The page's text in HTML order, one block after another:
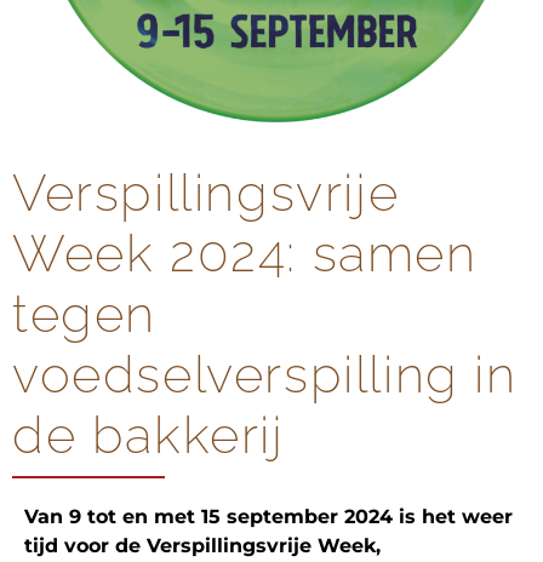
Verspillingsvrije
Week 2024: samen
tegen
voedselverspilling in
de bakkerij
Van 9 tot en met 15 september 2024 is het weer
tijd voor de Verspillingsvrije Week,